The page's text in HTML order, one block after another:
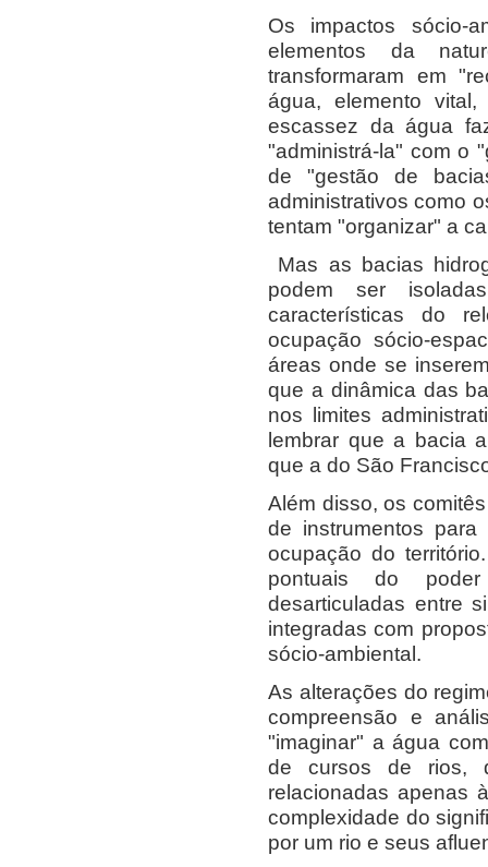
Os impactos sócio-
elementos da
transformaram em
água, elemento
escassez da água
"administrá-la" com o
de "gestão de
administrativos como
tentam "organizar" a
Mas as bacias
podem ser
características do
ocupação sócio-
áreas onde se
que a dinâmica das
nos limites
lembrar que a bacia
que a do São
Além disso, os
de instrumentos
ocupação do
pontuais do
desarticuladas entre
integradas com
sócio-ambiental.
As alterações do
compreensão e
"imaginar" a água
de cursos de rios,
relacionadas apenas
complexidade do
por um rio e seus